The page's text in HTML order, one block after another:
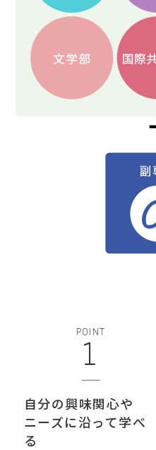
POINT
1
自分の興味関心や
ニーズに沿って学べ
る